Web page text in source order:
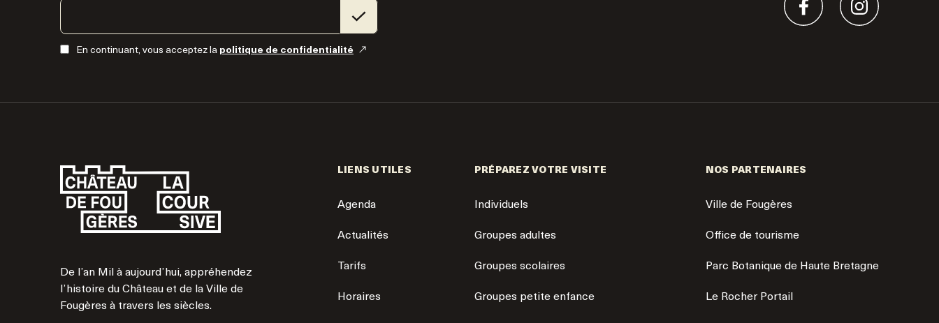
En continuant, vous acceptez la politique de confidentialité
De l’an Mil à aujourd’hui, appréhendez
l’histoire du Château et de la Ville de
Fougères à travers les siècles.
LIENS UTILES
Agenda
Actualités
Tarifs
Horaires
PRÉPAREZ VOTRE VISITE
Individuels
Groupes adultes
Groupes scolaires
Groupes petite enfance
NOS PARTENAIRES
Ville de Fougères
Office de tourisme
Parc Botanique de Haute Bretagne
Le Rocher Portail